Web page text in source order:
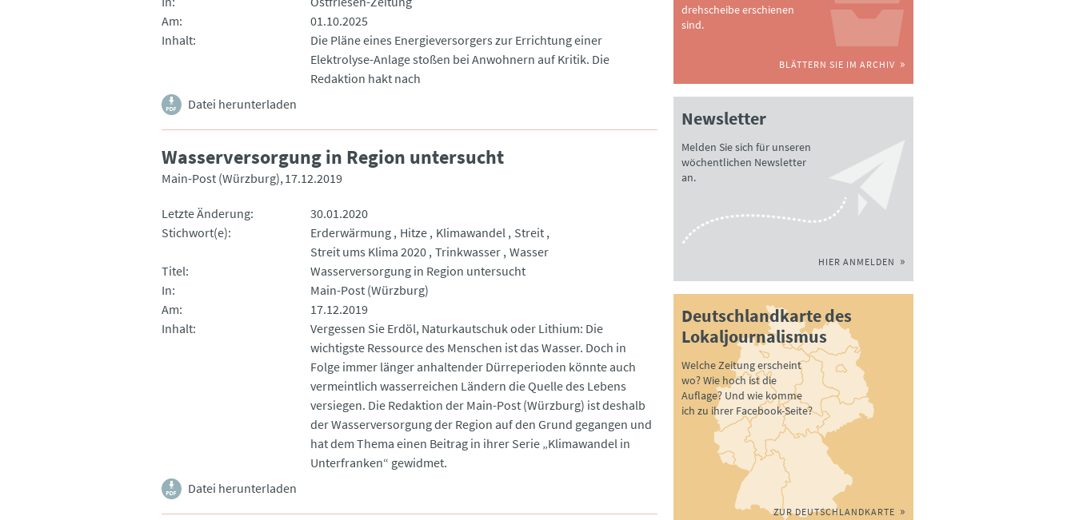
Am
01.10.2025
Inhalt
Die Pläne eines Energieversorgers zur Errichtung einer
Elektrolyse-Anlage stoßen bei Anwohnern auf Kritik. Die
Redaktion hakt nach
Datei herunterladen
Wasserversorgung in Region untersucht
Main-Post (Würzburg) 17.12.2019
Letzte Änderung
30.01.2020
Stichwort(e)
Erderwärmung Hitze Klimawandel
Streit
Streit ums Klima 2020 Trinkwasser Wasser
Titel
Wasserversorgung in Region untersucht
In
Main-Post (Würzburg)
Am
17.12.2019
Inhalt
Vergessen Sie Erdöl, Naturkautschuk oder Lithium: Die
wichtigste Ressource des Menschen ist das Wasser. Doch in
Folge immer länger anhaltender Dürreperioden könnte auch
vermeintlich wasserreichen Ländern die Quelle des Lebens
versiegen. Die Redaktion der Main-Post (Würzburg) ist deshalb
der Wasserversorgung der Region auf den Grund gegangen und
hat dem Thema einen Beitrag in ihrer Serie „Klimawandel in
Unterfranken“ gewidmet.
Datei herunterladen
drehscheibe erschienen
sind.
BLÄTTERN SIE IM ARCHIV
Newsletter
Melden Sie sich für unseren
wöchentlichen Newsletter
an.
HIER ANMELDEN
Deutschlandkarte des
Lokaljournalismus
Welche Zeitung erscheint
wo? Wie hoch ist die
Auflage? Und wie komme
ich zu ihrer Facebook-Seite?
ZUR DEUTSCHLANDKARTE